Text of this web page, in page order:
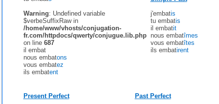
Warning: Undefined variable
$verbeSuffixRaw in
/home/www/vhosts/conjugation-
fr.com/httpdocs/qwerty/conjugue.lib.php
on line 687
il embat
nous embatons
vous embatez
ils embatent
j'embatis
tu embatis
il embatit
nous embatîmes
vous embatîtes
ils embatirent
Present Perfect
Past Perfect